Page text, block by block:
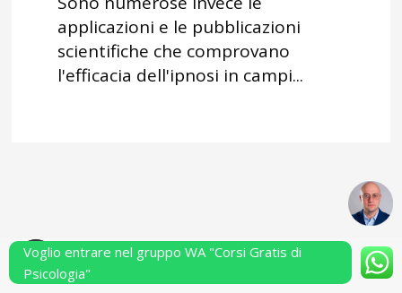
applicazioni e le pubblicazioni
scientifiche che comprovano
l'efficacia dell'ipnosi in campi...
Powered by Performarsi S.a.s.
Voglio entrare nel gruppo WA "Corsi Gratis di
Psicologia"